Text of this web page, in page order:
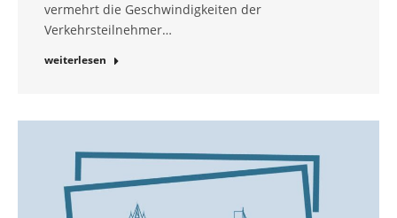
vermehrt die Geschwindigkeiten der
Verkehrsteilnehmer…
weiterlesen